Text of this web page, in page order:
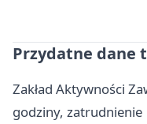
Przydatne dane
Zakład Aktywności
godziny, zatrudnienie